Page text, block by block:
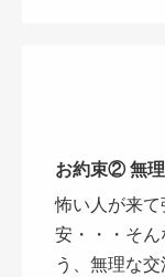
お約束② 無理
怖い人が来
安・・・そ
う、無理な